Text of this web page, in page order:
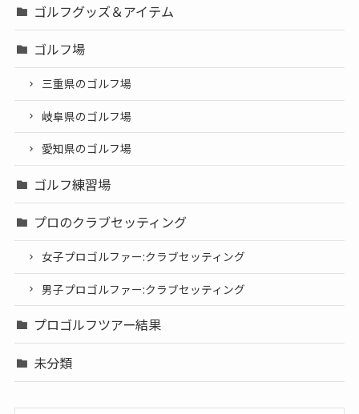
ゴルフグッズ＆アイテム
ゴルフ場
三重県のゴルフ場
岐阜県のゴルフ場
愛知県のゴルフ場
ゴルフ練習場
プロのクラブセッティング
女子プロゴルファー:クラブセッティング
男子プロゴルファー:クラブセッティング
プロゴルフツアー結果
未分類